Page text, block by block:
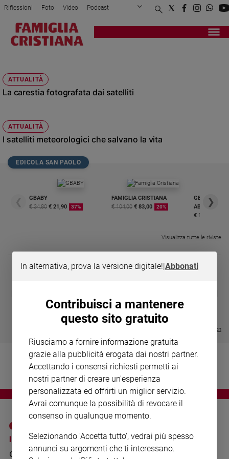
Attualità
Politica
Mondo
Legalità
e
giustizia
Sport
Interviste
Papa
Fede
del
Società
Riflessioni Foto Video Podcast
Privacy Policy Chi siamo
Registrati Redazione
ATTUALITÀ
La carestia fotografata dai satelliti
ATTUALITÀ
I satelliti meteorologici che salvano la vita
EDICOLA SAN PAOLO
❮
GBABY
€ 34,80 € 21,90 37%
FAMIGLIA CRISTIANA
€ 104,00 € 83,00 20%
GBABY
€ 16,99
❯
Visualizza tutte le riviste
LE GRANDI BASILICHE ITALIANE
- VOL DA 1 AL 5
Visualizza tutte le collection
I SITI SAN PAOLO
GRUPPO EDITORIALE
NOTE LEGALI
PRIVACY POLICY
In alternativa, prova la versione digitale!|Abbonati
Contribuisci a mantenere
questo sito gratuito
Riusciamo a fornire informazione gratuita
grazie alla pubblicità erogata dai nostri partner.
Accettando i consensi richiesti permetti ai
nostri partner di creare un'esperienza
personalizzata ed offrirti un miglior servizio.
Avrai comunque la possibilità di revocare il
consenso in qualunque momento.
Selezionando 'Accetta tutto', vedrai più spesso
annunci su argomenti che ti interessano.